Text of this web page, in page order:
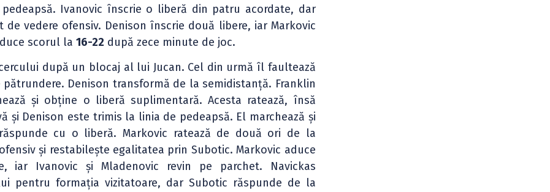
Ivanovic înscrie o liberă din patru acordate, dar
vedere ofensiv. Denison înscrie două libere, iar Markovic
scorul la16-22 după zece minute de joc.
după un blocaj al lui Jucan. Cel din urmă îl faultează
pătrundere. Denison transformă de la semidistanță. Franklin
și obține o liberă suplimentară. Acesta ratează, însă
și Denison este trimis la linia de pedeapsă. El marchează și
cu o liberă. Markovic ratează de două ori de la
și restabilește egalitatea prin Subotic. Markovic aduce
iar Ivanovic și Mladenovic revin pe parchet. Navickas
pentru formația vizitatoare, dar Subotic răspunde de la